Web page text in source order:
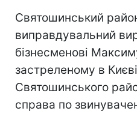
Святошинський
виправдувальний
бізнесменові
застреленому в
Святошинського
справа по